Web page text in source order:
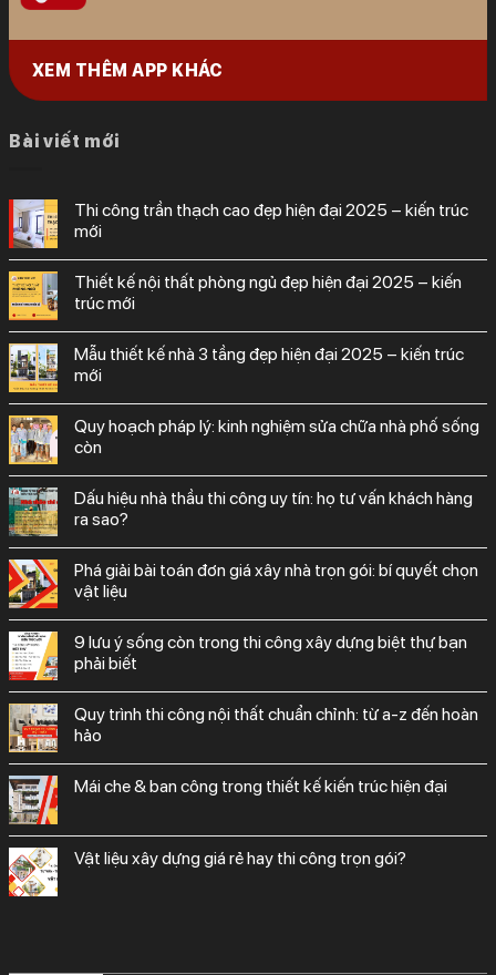
XEM THÊM APP KHÁC
Bài viết mới
thi công trần thạch cao đẹp hiện đại 2025 – kiến trúc
mới
thiết kế nội thất phòng ngủ đẹp hiện đại 2025 – kiến
trúc mới
mẫu thiết kế nhà 3 tầng đẹp hiện đại 2025 – kiến trúc
mới
quy hoạch pháp lý: kinh nghiệm sửa chữa nhà phố sống
còn
dấu hiệu nhà thầu thi công uy tín: họ tư vấn khách hàng
ra sao?
phá giải bài toán đơn giá xây nhà trọn gói: bí quyết chọn
vật liệu
9 lưu ý sống còn trong thi công xây dựng biệt thự bạn
phải biết
quy trình thi công nội thất chuẩn chỉnh: từ a-z đến hoàn
hảo
mái che & ban công trong thiết kế kiến trúc hiện đại
vật liệu xây dựng giá rẻ hay thi công trọn gói?